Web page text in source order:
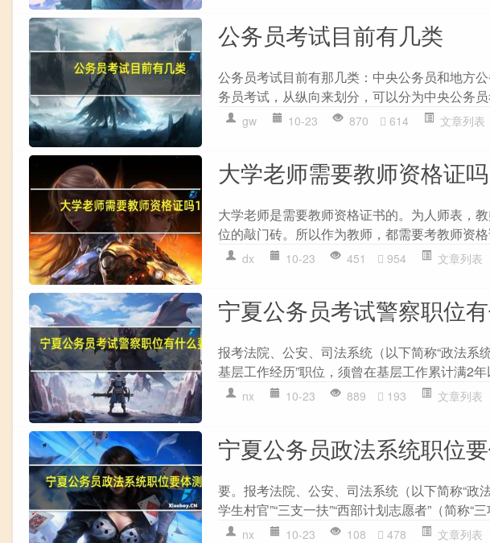
公务员考试目前有几类
公务员考试目前有那几类：中央公务员和地方
务员考试，从纵向来划分，可以分为中央公务
gw 10-23 870 614 文章列表
大学老师需要教师资格证
大学老师是需要教师资格证书的。为人师表，
位的敲门砖。所以作为教师，都需要考教师资
dx 10-23 451 954 文章列表
宁夏公务员考试警察职位
报考法院、公安、司法系统（以下简称“政法系
基层工作经历”职位，须曾在基层工作累计满2
nx 10-23 889 193 文章列表
宁夏公务员政法系统职位
要。报考法院、公安、司法系统（以下简称“政
学生村官”“三支一扶”“西部计划志愿者”（简称“
nx 10-23 108 478 文章列表